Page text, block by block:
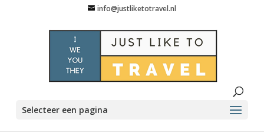
info@justliketotravel.nl
Selecteer een pagina